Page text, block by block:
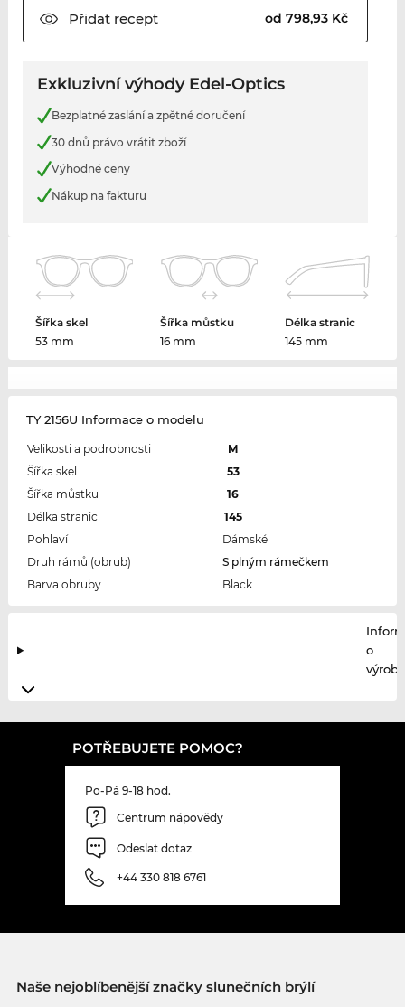
Přidatrecept od 798,93 Kč
Exkluzivní výhody Edel-Optics
Bezplatné zaslání a zpětné doručení
30 dnů právo vrátit zboží
Výhodné ceny
Nákup na fakturu
Šířka skel
53 mm
Šířka můstku
16 mm
Délka stranic
145 mm
TY 2156U Informace o modelu
Velikosti a podrobnosti
M
Šířka skel
53
Šířka můstku
16
Délka stranic
145
Pohlaví
Dámské
Druh rámů (obrub)
S plným rámečkem
Barva obruby
Black
o
POTŘEBUJETE POMOC?
Po-Pá 9-18 hod.
Centrum nápovědy
Odeslat dotaz
+44 330 818 6761
Naše nejoblíbenější značky slunečních brýlí